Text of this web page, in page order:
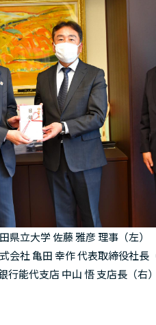
県立大学 佐藤 雅彦 理事（左）
会社 亀田 幸作 代表取締役社長
行能代支店 中山 悟 支店長（右）